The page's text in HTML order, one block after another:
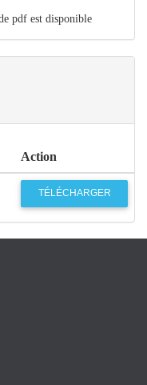
pdf est disponible
Action
TÉLÉCHARGER